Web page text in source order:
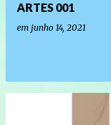
ARTES 001
em junho 14, 2021